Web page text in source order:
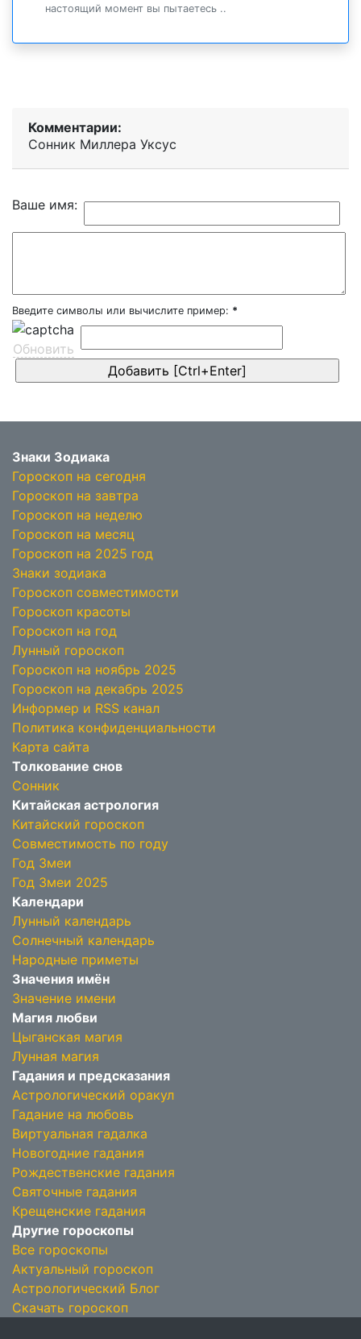
настоящий момент вы пытаетесь ..
Комментарии:
Сонник Миллера Уксус
Ваше имя:
Введите символы или вычислите пример: *
Обновить
Знаки Зодиака
Гороскоп на сегодня
Гороскоп на завтра
Гороскоп на неделю
Гороскоп на месяц
Гороскоп на 2025 год
Знаки зодиака
Гороскоп совместимости
Гороскоп красоты
Гороскоп на год
Лунный гороскоп
Гороскоп на ноябрь 2025
Гороскоп на декабрь 2025
Информер и RSS канал
Политика конфиденциальности
Карта сайта
Толкование снов
Сонник
Китайская астрология
Китайский гороскоп
Совместимость по году
Год Змеи
Год Змеи 2025
Календари
Лунный календарь
Солнечный календарь
Народные приметы
Значения имён
Значение имени
Магия любви
Цыганская магия
Лунная магия
Гадания и предсказания
Астрологический оракул
Гадание на любовь
Виртуальная гадалка
Новогодние гадания
Рождественские гадания
Святочные гадания
Крещенские гадания
Другие гороскопы
Все гороскопы
Актуальный гороскоп
Астрологический Блог
Скачать гороскоп